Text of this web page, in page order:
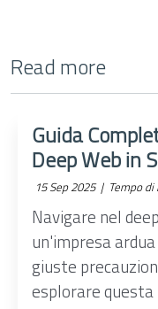
Read more
Guida
Deep Web in
15 Sep 2025 | Tempo
Navigare nel
un'impresa
giuste
esplorare